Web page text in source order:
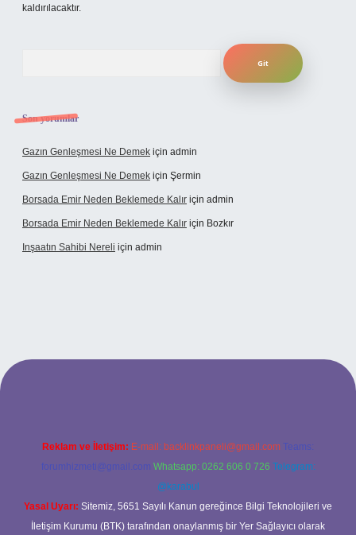
kaldırılacaktır.
Son yorumlar
Gazın Genleşmesi Ne Demek için admin
Gazın Genleşmesi Ne Demek için Şermin
Borsada Emir Neden Beklemede Kalır için admin
Borsada Emir Neden Beklemede Kalır için Bozkır
Inşaatın Sahibi Nereli için admin
Reklam ve İletişim: E-mail: backlinkpaneli@gmail.com Teams:
forumhizmeti@gmail.com Whatsapp: 0262 606 0 726 Telegram:
@karabul
Yasal Uyarı: Sitemiz, 5651 Sayılı Kanun gereğince Bilgi Teknolojileri ve
İletişim Kurumu (BTK) tarafından onaylanmış bir Yer Sağlayıcı olarak